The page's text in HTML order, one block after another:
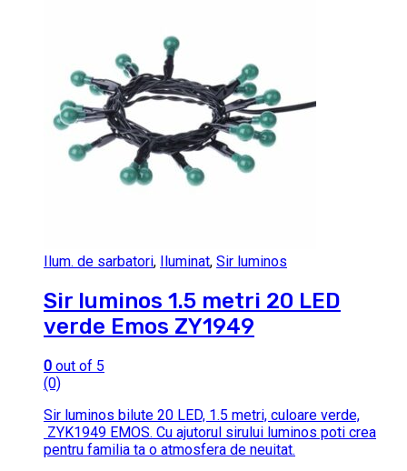
Ilum. de sarbatori, Iluminat, Sir luminos
Sir luminos 1.5 metri 20 LED
verde Emos ZY1949
0 out of 5
(0)
Sir luminos bilute 20 LED, 1.5 metri, culoare verde,
ZYK1949 EMOS. Cu ajutorul sirului luminos poti crea
pentru familia ta o atmosfera de neuitat.